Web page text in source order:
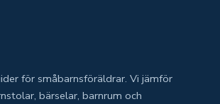
för småbarnsföräldrar. Vi jämför
bärselar, barnrum och